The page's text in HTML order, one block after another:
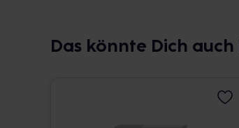
Das könnte Dich